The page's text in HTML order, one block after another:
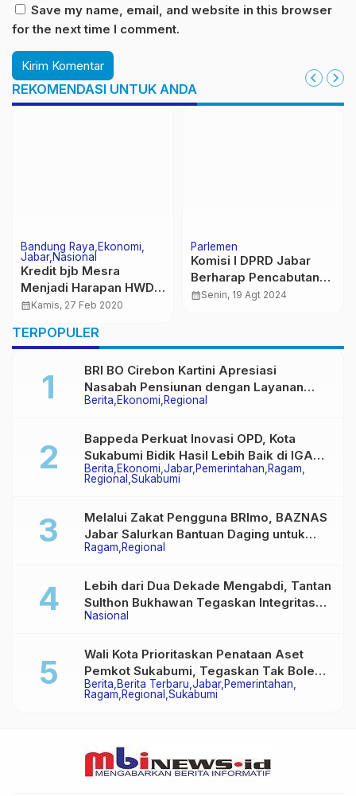
Save my name, email, and website in this browser
for the next time I comment.
REKOMENDASI UNTUK ANDA
Bandung Raya Ekonomi
Jabar Nasional
Kredit bjb Mesra
Menjadi Harapan HWDI
Jabar Wujudkan
calendar_monthKamis, 27 Feb 2020
Parlemen
Komisi I DPRD Jabar
Berharap Pencabutan
Moratorium Pemekaran
calendar_monthSenin, 19 Agt 2024
TERPOPULER
Berita Ekonomi Regional
BRI BO Cirebon Kartini Apresiasi
Nasabah Pensiunan dengan Layanan
Terpadu, Literasi Keuangan hingga
Berita Ekonomi Jabar Pemerintahan Ragam
Regional Sukabumi
Bappeda Perkuat Inovasi OPD, Kota
Sukabumi Bidik Hasil Lebih Baik di IGA
2026
Ragam Regional
Melalui Zakat Pengguna BRImo, BAZNAS
Jabar Salurkan Bantuan Daging untuk
Masyarakat Desa Ciririp
Nasional
Lebih dari Dua Dekade Mengabdi, Tantan
Sulthon Bukhawan Tegaskan Integritas
Adalah Harga Mati Wartawan
Berita Berita Terbaru Jabar Pemerintahan
Ragam Regional Sukabumi
Wali Kota Prioritaskan Penataan Aset
Pemkot Sukabumi, Tegaskan Tak Boleh
Ada Lagi Sengketa Lahan